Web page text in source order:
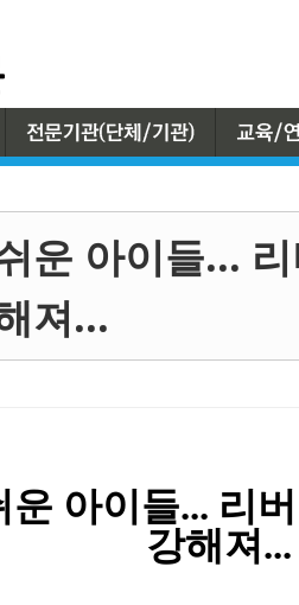
운 아이들...
져...
운 아이들... 리
강해져 ...